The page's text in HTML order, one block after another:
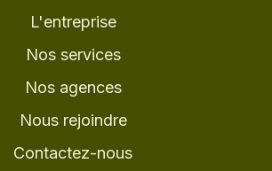
L'entreprise
Nos services
Nos agences
Nous rejoindre
Contactez-nous